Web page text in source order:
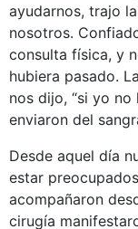
ayudarnos, trajo
nosotros.
consulta física, y
hubiera pasado.
nos dijo, “si yo
enviaron del
Desde aquel día
estar
acompañaron
cirugía